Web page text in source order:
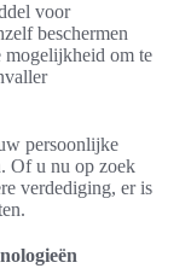
voor
beschermen
mogelijkheid om te
persoonlijke
Of u nu op zoek
verdediging, er is